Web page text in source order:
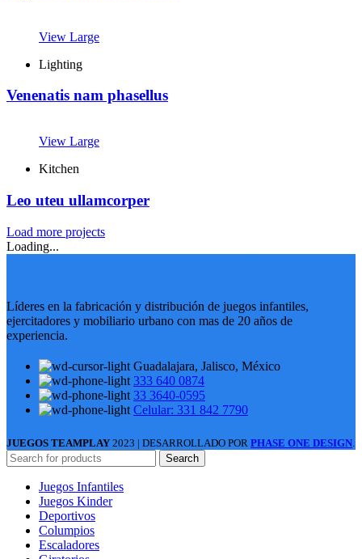
View Large
Lighting
Venenatis nam phasellus
View Large
Kitchen
Leo uteu ullamcorper
Load more projects
Loading...
Líderes en la fabricación y distribución de juegos infantiles,
ejercitadores y mobiliario urbano con mas de 20 años de
experiencia.
Guadalajara, Jalisco, México
333 640 0874
33 3640-0595
Celular: 331 842 7790
JUEGOS TEAMPLAY 2023 | DESARROLLADO POR PHASE ONE DESIGN
Search
Juegos Infantiles
Juegos Kinder
Deportivos
Columpios
Escaladores